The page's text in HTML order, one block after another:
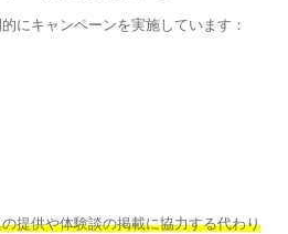
にキャンペーンを実施しています：
提供や体験談の掲載に協力する代わり